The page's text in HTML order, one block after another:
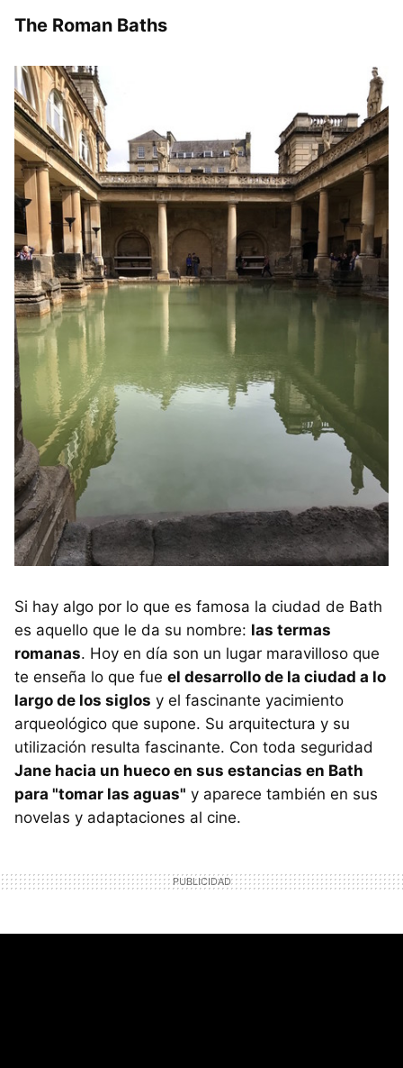
The Roman Baths
Si hay algo por lo que es famosa la ciudad de Bath
es aquello que le da su nombre: las termas
romanas. Hoy en día son un lugar maravilloso que
te enseña lo que fue el desarrollo de la ciudad a lo
largo de los siglos y el fascinante yacimiento
arqueológico que supone. Su arquitectura y su
utilización resulta fascinante. Con toda seguridad
Jane hacia un hueco en sus estancias en Bath
para "tomar las aguas" y aparece también en sus
novelas y adaptaciones al cine.